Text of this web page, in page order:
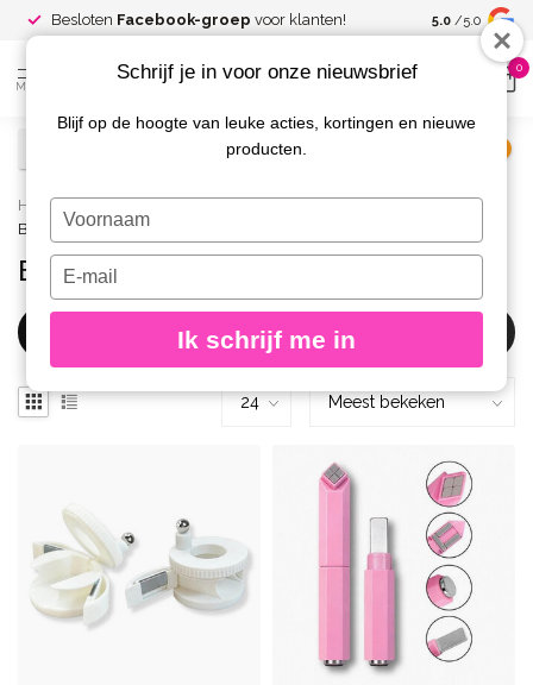
Besloten Facebook-groep voor klanten! Spaar voor
kortingen
5.0 /5.0
MENU
0
Home / Merken / Urban Nails / Gelpolish
/
Benodigdheden
Benodigdheden
Filters
Schrijf je in voor onze nieuwsbrief
Blijf op de hoogte van leuke acties, kortingen en nieuwe
producten.
Typ
je
naam
Typ
je
e-
in
Ik schrijf me in